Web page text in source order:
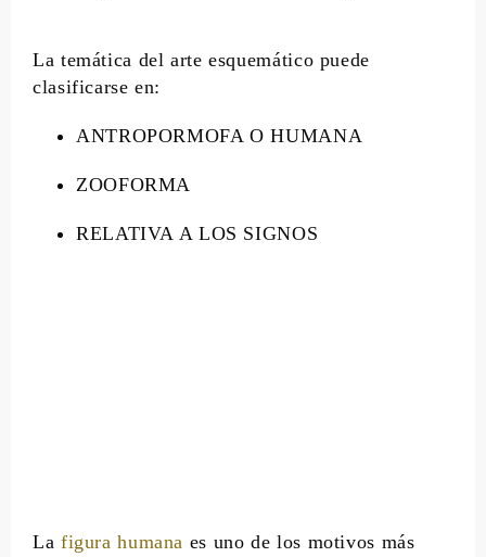
La temática del arte esquemático puede
clasificarse en:
ANTROPORMOFA O HUMANA
ZOOFORMA
RELATIVA A LOS SIGNOS
La figura humana es uno de los motivos más